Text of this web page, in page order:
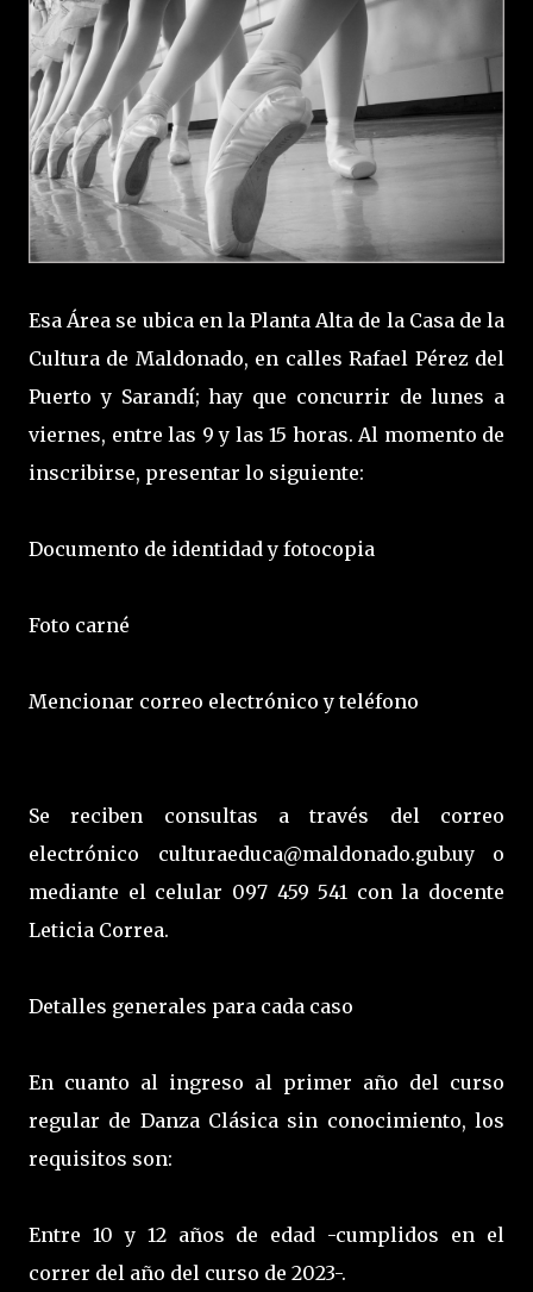
Esa Área se ubica en la Planta Alta de la Casa de la
Cultura de Maldonado, en calles Rafael Pérez del
Puerto y Sarandí; hay que concurrir de lunes a
viernes, entre las 9 y las 15 horas. Al momento de
inscribirse, presentar lo siguiente:
Documento de identidad y fotocopia
Foto carné
Mencionar correo electrónico y teléfono
Se reciben consultas a través del correo
electrónico culturaeduca@maldonado.gub.uy o
mediante el celular 097 459 541 con la docente
Leticia Correa.
Detalles generales para cada caso
En cuanto al ingreso al primer año del curso
regular de Danza Clásica sin conocimiento, los
requisitos son:
Entre 10 y 12 años de edad -cumplidos en el
correr del año del curso de 2023-.